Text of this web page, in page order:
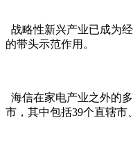
战略性新兴产业已成为
的带头示范作用。
海信在家电产业之外的
市，其中包括39个直辖市